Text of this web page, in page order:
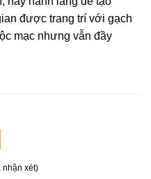
được trang trí với gạch
mạc nhưng vẫn đầy
nhận xét)